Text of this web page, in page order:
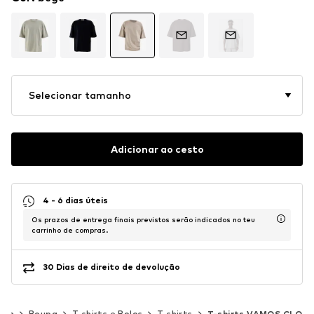
Selecionar tamanho
Adicionar ao cesto
4 - 6 dias úteis
Os prazos de entrega finais previstos serão indicados no teu
carrinho de compras.
30 Dias de direito de devolução